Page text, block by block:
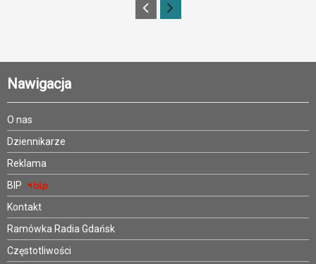
Nawigacja
O nas
Dziennikarze
Reklama
BIP
Kontakt
Ramówka Radia Gdańsk
Częstotliwości